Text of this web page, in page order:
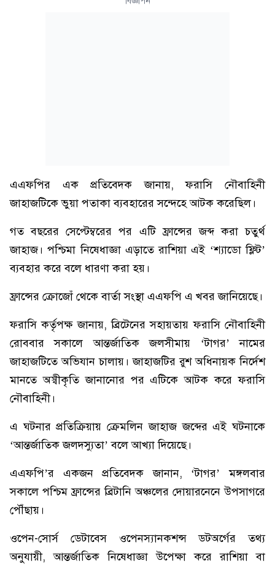
এএফপির এক প্রতিবেদক জানায়, ফরাসি নৌবাহিনী
জাহাজটিকে ভুয়া পতাকা ব্যবহারের সন্দেহে আটক করেছিল।
গত বছরের সেপ্টেম্বরের পর এটি ফ্রান্সের জব্দ করা চতুর্থ
জাহাজ। পশ্চিমা নিষেধাজ্ঞা এড়াতে রাশিয়া এই ‘শ্যাডো ফ্লিট’
ব্যবহার করে বলে ধারণা করা হয়।
ফ্রান্সের ক্রোজোঁ থেকে বার্তা সংস্থা এএফপি এ খবর জানিয়েছে।
ফরাসি কর্তৃপক্ষ জানায়, ব্রিটেনের সহায়তায় ফরাসি নৌবাহিনী
রোববার সকালে আন্তর্জাতিক জলসীমায় ‘টাগর’ নামের
জাহাজটিতে অভিযান চালায়। জাহাজটির রুশ অধিনায়ক নির্দেশ
মানতে অস্বীকৃতি জানানোর পর এটিকে আটক করে ফরাসি
নৌবাহিনী।
এ ঘটনার প্রতিক্রিয়ায় ক্রেমলিন জাহাজ জব্দের এই ঘটনাকে
‘আন্তর্জাতিক জলদস্যুতা’ বলে আখ্যা দিয়েছে।
এএফপি’র একজন প্রতিবেদক জানান, ‘টাগর’ মঙ্গলবার
সকালে পশ্চিম ফ্রান্সের ব্রিটানি অঞ্চলের দোয়ারনেনে উপসাগরে
পৌঁছায়।
ওপেন-সোর্স ডেটাবেস ওপেনস্যানকশন্স ডটঅর্গের তথ্য
অনুযায়ী, আন্তর্জাতিক নিষেধাজ্ঞা উপেক্ষা করে রাশিয়া বা